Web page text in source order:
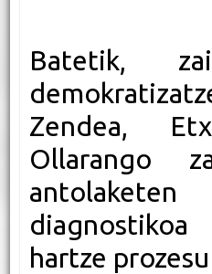
Batetik,
Zendea,
Ollarango
hartze